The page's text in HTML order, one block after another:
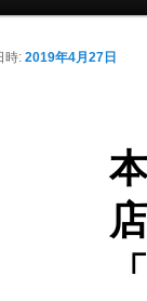
時: 2019年4月27日